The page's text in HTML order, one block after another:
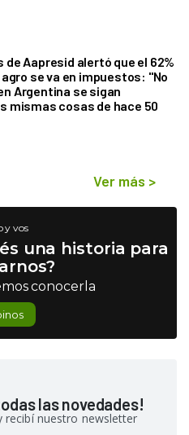
de Aapresid alertó que el 62%
se va en impuestos: "No
Argentina se sigan
mismas cosas de hace 50
Ver más >
y vos
una historia para
conocerla
las novedades!
recibí nuestro newsletter